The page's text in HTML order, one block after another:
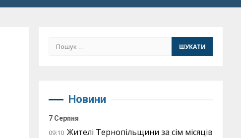
Пошук:
Новини
7 Серпня
09:10 Жителі Тернопільщини за сім місяців